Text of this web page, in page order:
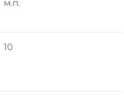
м.п.
10